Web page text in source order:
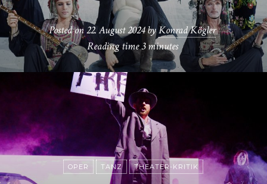
Posted on22. August 2024byKonrad Kögler
Reading time3 minutes
OPER TANZ THEATER-KRITIK